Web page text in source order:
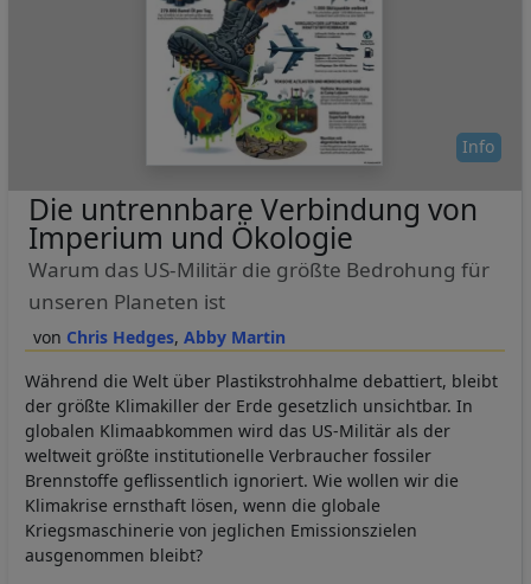
Info
Chris Hedges Abby Martin
Die untrennbare Verbindung von
Imperium und Ökologie
Warum das US-Militär die größte Bedrohung für
unseren Planeten ist
Während die Welt über Plastikstrohhalme debattiert, bleibt
der größte Klimakiller der Erde gesetzlich unsichtbar. In
globalen Klimaabkommen wird das US-Militär als der
weltweit größte institutionelle Verbraucher fossiler
Brennstoffe geflissentlich ignoriert. Wie wollen wir die
Klimakrise ernsthaft lösen, wenn die globale
Kriegsmaschinerie von jeglichen Emissionszielen
ausgenommen bleibt?